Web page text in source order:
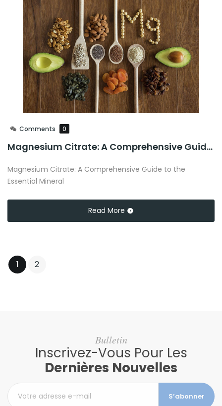
Comments 0
Magnesium Citrate: A Comprehensive Guide to the Essential Mineral
Magnesium Citrate: A Comprehensive Guide to the
Essential Mineral
Read More
1 2
Bulletin
Inscrivez-Vous Pour Les
Dernières Nouvelles
S’abonner